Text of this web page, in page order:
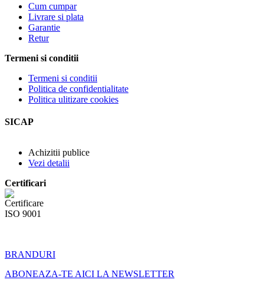
Cum cumpar
Livrare si plata
Garantie
Retur
Termeni si conditii
Termeni si conditii
Politica de confidentialitate
Politica ulitizare cookies
SICAP
Achizitii publice
Vezi detalii
Certificari
BRANDURI
ABONEAZA-TE AICI LA NEWSLETTER